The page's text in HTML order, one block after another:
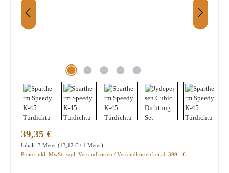
Regulärer Preis:
39,35 €
Inhalt: 3 Meter (13,12 € / 1 Meter)
Preise inkl. MwSt. zzgl. Versandkosten / Versandkostenfrei ab 399,- €